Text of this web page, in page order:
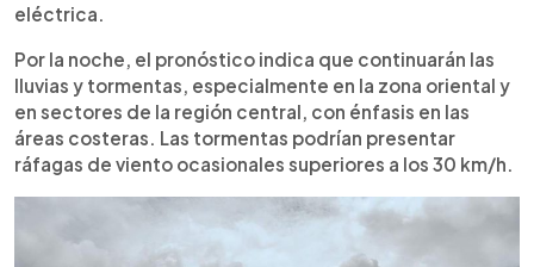
eléctrica.
Por la noche, el pronóstico indica que continuarán las
lluvias y tormentas, especialmente en la zona oriental y
en sectores de la región central, con énfasis en las
áreas costeras. Las tormentas podrían presentar
ráfagas de viento ocasionales superiores a los 30 km/h.